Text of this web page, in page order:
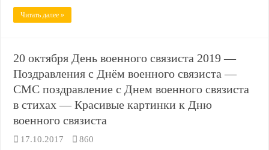
Читать далее »
20 октября День военного связиста 2019 —
Поздравления с Днём военного связиста —
СМС поздравление с Днем военного связиста
в стихах — Красивые картинки к Дню
военного связиста
17.10.2017 860